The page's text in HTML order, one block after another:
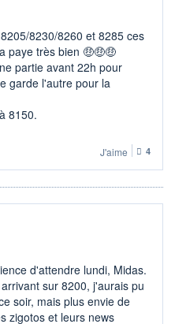
8230/8260 et 8285 ces
paye très bien 🤑​🤑​🤑​
partie avant 22h pour
garde l'autre pour la
8150.
J'aime 4
d'attendre lundi, Midas.
sur 8200, j'aurais pu
soir, mais plus envie de
zigotos et leurs news